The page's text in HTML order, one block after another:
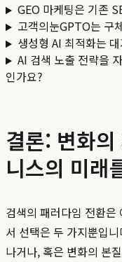
GEO 마케팅은 기존
고객의눈GPTO는 구
생성형 AI 최적화는
AI 검색 노출 전략을
인가요?
결론: 변화
니스의 미래
검색의 패러다임 전환은
서 선택은 두 가지뿐입
나거나, 혹은 변화의 본